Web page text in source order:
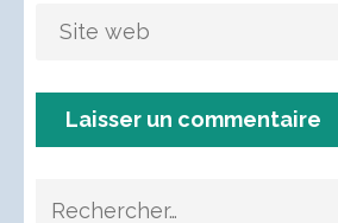
Rechercher :